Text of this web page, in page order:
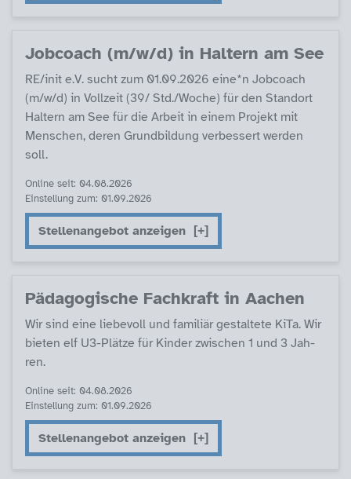
Job­coach (m/w/d) in Hal­tern am See
RE/init e.V. sucht zum 01.09.2026 ei­ne*n Job­coach
(m/w/d) in Voll­zeit (39/ Std./Wo­che) für den Stand­ort
Hal­tern am See für die Ar­beit in ei­nem Pro­jekt mit
Men­schen, de­ren Grund­bil­dung ver­bes­sert wer­den
soll.
Online seit: 04.08.2026
Einstellung zum: 01.09.2026
Stellenangebot anzeigen
Päda­go­gi­sche Fach­kraft in Aa­chen
Wir sind ei­ne lie­be­voll und fa­mi­li­är ge­stal­te­te Ki­Ta. Wir
bie­ten elf U3-Plät­ze für Kin­der zwi­schen 1 und 3 Jah­
ren.
Online seit: 04.08.2026
Einstellung zum: 01.09.2026
Stellenangebot anzeigen